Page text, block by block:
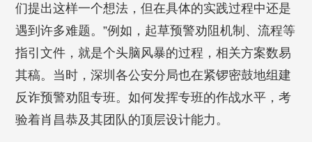
们提出这样一个想法，但在具体的实践过程中还是
遇到许多难题。”例如，起草预警劝阻机制、流程等
指引文件，就是个头脑风暴的过程，相关方案数易
其稿。当时，深圳各公安分局也在紧锣密鼓地组建
反诈预警劝阻专班。如何发挥专班的作战水平，考
验着肖昌恭及其团队的顶层设计能力。